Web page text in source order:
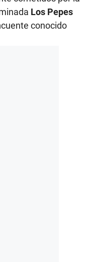
Los Pepes
conocido